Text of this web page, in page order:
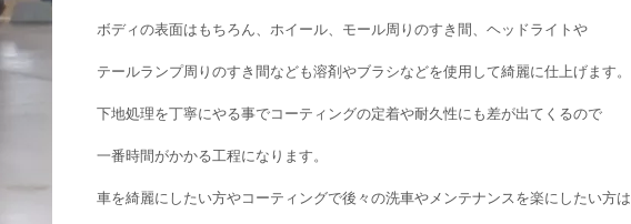
ボディの表面はもちろん、ホイール、モール周りのすき間、ヘッドライトや
テールランプ周りのすき間なども溶剤やブラシなどを使用して綺麗に仕上げます。
下地処理を丁寧にやる事でコーティングの定着や耐久性にも差が出てくるので
一番時間がかかる工程になります。
車を綺麗にしたい方やコーティングで後々の洗車やメンテナンスを楽にしたい方は